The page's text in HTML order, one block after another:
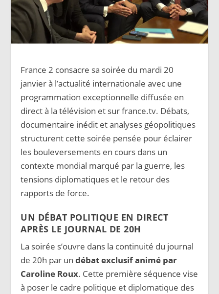
France 2 consacre sa soirée du mardi 20
janvier à l’actualité internationale avec une
programmation exceptionnelle diffusée en
direct à la télévision et sur france.tv. Débats,
documentaire inédit et analyses géopolitiques
structurent cette soirée pensée pour éclairer
les bouleversements en cours dans un
contexte mondial marqué par la guerre, les
tensions diplomatiques et le retour des
rapports de force.
UN DÉBAT POLITIQUE EN DIRECT
APRÈS LE JOURNAL DE 20H
La soirée s’ouvre dans la continuité du journal
de 20h par undébat exclusif animé par
Caroline Roux. Cette première séquence vise
à poser le cadre politique et diplomatique des